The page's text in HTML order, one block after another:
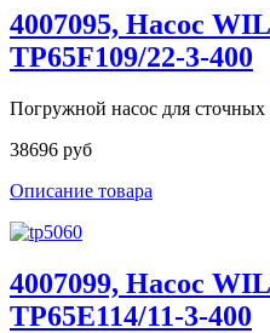
4007095, Насос
TP65F109/22-3-400
Погружной насос для сточных
38696 руб
Описание товара
4007099, Насос
TP65E114/11-3-400